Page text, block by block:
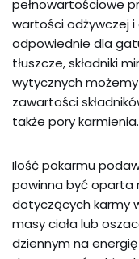
pełnowartościowe
wartości odżywczej
odpowiednie dla
tłuszcze, składniki
wytycznych
zawartości
także pory karmienia.
Ilość pokarmu
powinna być oparta
dotyczących karmy
masy ciała lub
dziennym na